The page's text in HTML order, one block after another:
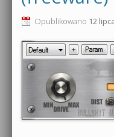
Produkcja muzyczna
Sylenth1 od podstaw
Sound Forge od
Dubstep z
0dB.pl - informacje
Newsletter
Materiały dla mediów
Archiwum aktualności
Opublikowano 12